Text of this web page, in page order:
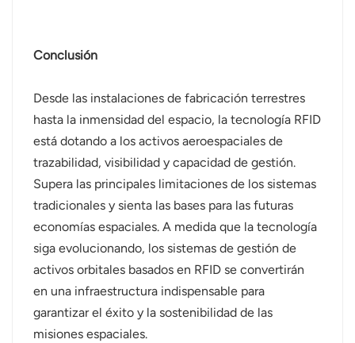
Conclusión
Desde las instalaciones de fabricación terrestres
hasta la inmensidad del espacio, la tecnología RFID
está dotando a los activos aeroespaciales de
trazabilidad, visibilidad y capacidad de gestión.
Supera las principales limitaciones de los sistemas
tradicionales y sienta las bases para las futuras
economías espaciales. A medida que la tecnología
siga evolucionando, los sistemas de gestión de
activos orbitales basados ​​en RFID se convertirán
en una infraestructura indispensable para
garantizar el éxito y la sostenibilidad de las
misiones espaciales.